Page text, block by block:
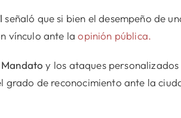
señaló que si bien el desempeño de
vínculo ante laopinión pública.
Mandatoy los ataques
grado de reconocimiento ante la